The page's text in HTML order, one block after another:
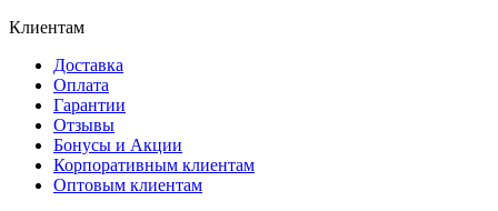
Клиентам
Доставка
Оплата
Гарантии
Отзывы
Бонусы и Акции
Корпоративным клиентам
Оптовым клиентам